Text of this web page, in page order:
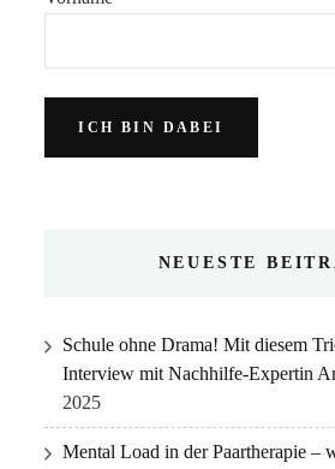
NEUESTE
Schule ohne Drama! Mit diesem
Interview mit Nachhilfe-Expertin
2025
Mental Load in der Paartherapie –